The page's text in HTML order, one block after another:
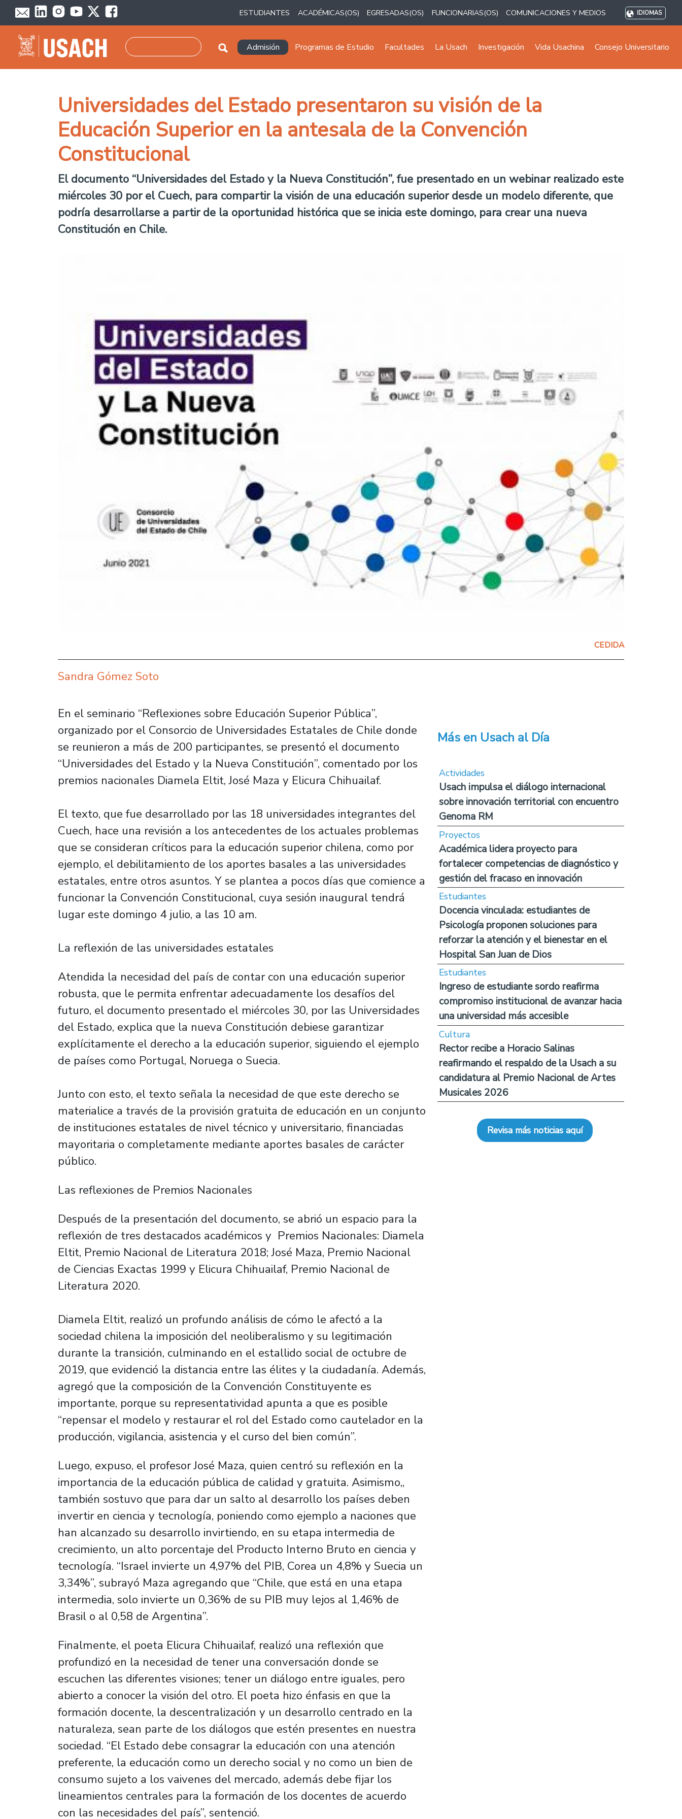
Pasar al contenido principal
ESTUDIANTES ACADÉMICAS(OS) EGRESADAS(OS) FUNCIONARIAS(OS) COMUNICACIONES Y MEDIOS IDIOMAS
Navegación principal
Admisión Programas de Estudio Facultades La Usach Investigación Vida Usachina Consejo Universitario
Universidades del Estado presentaron su visión de la
Educación Superior en la antesala de la Convención
Constitucional
El documento “Universidades del Estado y la Nueva Constitución”, fue presentado en un webinar realizado este
miércoles 30 por el Cuech, para compartir la visión de una educación superior desde un modelo diferente, que
podría desarrollarse a partir de la oportunidad histórica que se inicia este domingo, para crear una nueva
Constitución en Chile.
CEDIDA
Sandra Gómez Soto
En el seminario “Reflexiones sobre Educación Superior Pública”,
organizado por el Consorcio de Universidades Estatales de Chile donde
se reunieron a más de 200 participantes, se presentó el documento
“Universidades del Estado y la Nueva Constitución”, comentado por los
premios nacionales Diamela Eltit, José Maza y Elicura Chihuailaf.
El texto, que fue desarrollado por las 18 universidades integrantes del
Cuech, hace una revisión a los antecedentes de los actuales problemas
que se consideran críticos para la educación superior chilena, como por
ejemplo, el debilitamiento de los aportes basales a las universidades
estatales, entre otros asuntos. Y se plantea a pocos días que comience a
funcionar la Convención Constitucional, cuya sesión inaugural tendrá
lugar este domingo 4 julio, a las 10 am.
La reflexión de las universidades estatales
Atendida la necesidad del país de contar con una educación superior
robusta, que le permita enfrentar adecuadamente los desafíos del
futuro, el documento presentado el miércoles 30, por las Universidades
del Estado, explica que la nueva Constitución debiese garantizar
explícitamente el derecho a la educación superior, siguiendo el ejemplo
de países como Portugal, Noruega o Suecia.
Junto con esto, el texto señala la necesidad de que este derecho se
materialice a través de la provisión gratuita de educación en un conjunto
de instituciones estatales de nivel técnico y universitario, financiadas
mayoritaria o completamente mediante aportes basales de carácter
público.
Las reflexiones de Premios Nacionales
Después de la presentación del documento, se abrió un espacio para la
reflexión de tres destacados académicos y Premios Nacionales: Diamela
Eltit, Premio Nacional de Literatura 2018; José Maza, Premio Nacional
de Ciencias Exactas 1999 y Elicura Chihuailaf, Premio Nacional de
Literatura 2020.
Diamela Eltit, realizó un profundo análisis de cómo le afectó a la
sociedad chilena la imposición del neoliberalismo y su legitimación
durante la transición, culminando en el estallido social de octubre de
2019, que evidenció la distancia entre las élites y la ciudadanía. Además,
agregó que la composición de la Convención Constituyente es
importante, porque su representatividad apunta a que es posible
“repensar el modelo y restaurar el rol del Estado como cautelador en la
producción, vigilancia, asistencia y el curso del bien común”.
Luego, expuso, el profesor José Maza, quien centró su reflexión en la
importancia de la educación pública de calidad y gratuita. Asimismo,,
también sostuvo que para dar un salto al desarrollo los países deben
invertir en ciencia y tecnología, poniendo como ejemplo a naciones que
han alcanzado su desarrollo invirtiendo, en su etapa intermedia de
crecimiento, un alto porcentaje del Producto Interno Bruto en ciencia y
tecnología. “Israel invierte un 4,97% del PIB, Corea un 4,8% y Suecia un
3,34%”, subrayó Maza agregando que “Chile, que está en una etapa
intermedia, solo invierte un 0,36% de su PIB muy lejos al 1,46% de
Brasil o al 0,58 de Argentina”.
Finalmente, el poeta Elicura Chihuailaf, realizó una reflexión que
profundizó en la necesidad de tener una conversación donde se
escuchen las diferentes visiones; tener un diálogo entre iguales, pero
abierto a conocer la visión del otro. El poeta hizo énfasis en que la
formación docente, la descentralización y un desarrollo centrado en la
naturaleza, sean parte de los diálogos que estén presentes en nuestra
sociedad. “El Estado debe consagrar la educación con una atención
preferente, la educación como un derecho social y no como un bien de
consumo sujeto a los vaivenes del mercado, además debe fijar los
lineamientos centrales para la formación de los docentes de acuerdo
con las necesidades del país”, sentenció.
Más en Usach al Día
Actividades
Usach impulsa el diálogo internacional
sobre innovación territorial con encuentro
Genoma RM
Proyectos
Académica lidera proyecto para
fortalecer competencias de diagnóstico y
gestión del fracaso en innovación
Estudiantes
Docencia vinculada: estudiantes de
Psicología proponen soluciones para
reforzar la atención y el bienestar en el
Hospital San Juan de Dios
Estudiantes
Ingreso de estudiante sordo reafirma
compromiso institucional de avanzar hacia
una universidad más accesible
Cultura
Rector recibe a Horacio Salinas
reafirmando el respaldo de la Usach a su
candidatura al Premio Nacional de Artes
Musicales 2026
Revisa más noticias aquí